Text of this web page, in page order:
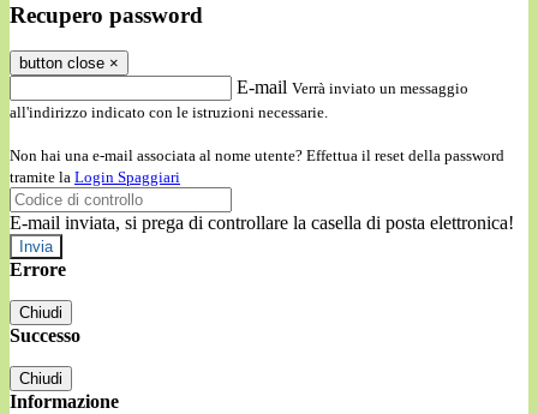
Recupero password
button close ×
E-mail Verrà inviato un messaggio
all'indirizzo indicato con le istruzioni necessarie.
Non hai una e-mail associata al nome utente? Effettua il reset della password
tramite la Login Spaggiari
E-mail inviata, si prega di controllare la casella di posta elettronica!
Errore
Chiudi
Successo
Chiudi
Informazione